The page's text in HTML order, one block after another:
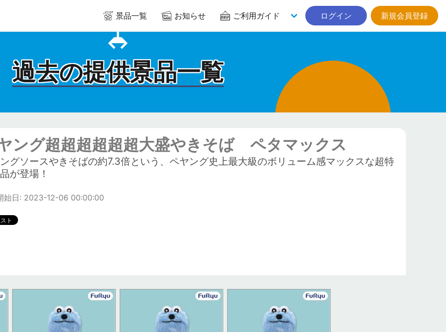
景品一覧 お知らせ ご利用ガイド ログイン 新規会員登録
過去の提供景品一覧
ング超超超超超超大盛やきそば ペタマックス
グソースやきそばの約7.3倍という、ペヤング史上最大級のボリューム感マックスな超特
が登場！
始日: 2023-12-06 00:00:00